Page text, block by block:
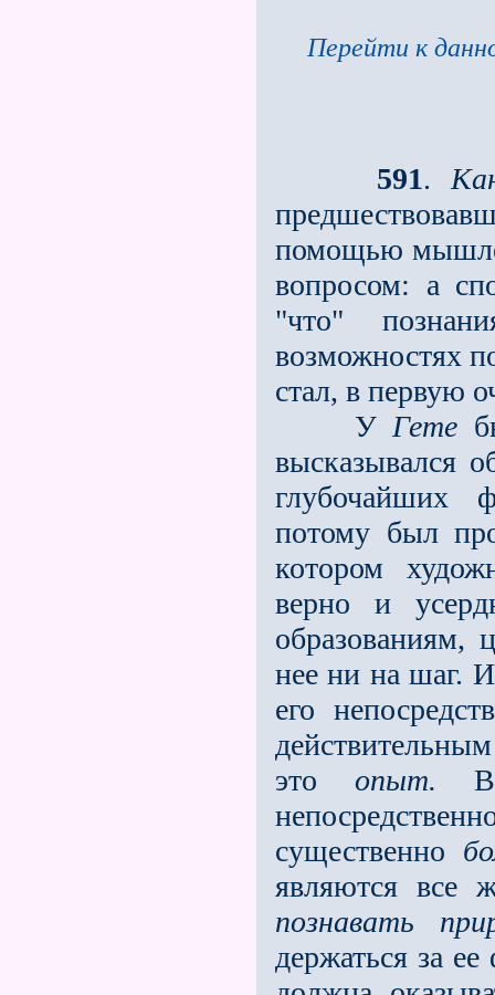
Перейти к
591.
помощью
вопросом: а
"что"
возможностях
стал, в первую
У Гете
высказывался
глубочайших
потому был
котором
верно и
образованиям,
нее ни на шаг.
его
этоопыт.
существенно
являются все
познавать
держаться за